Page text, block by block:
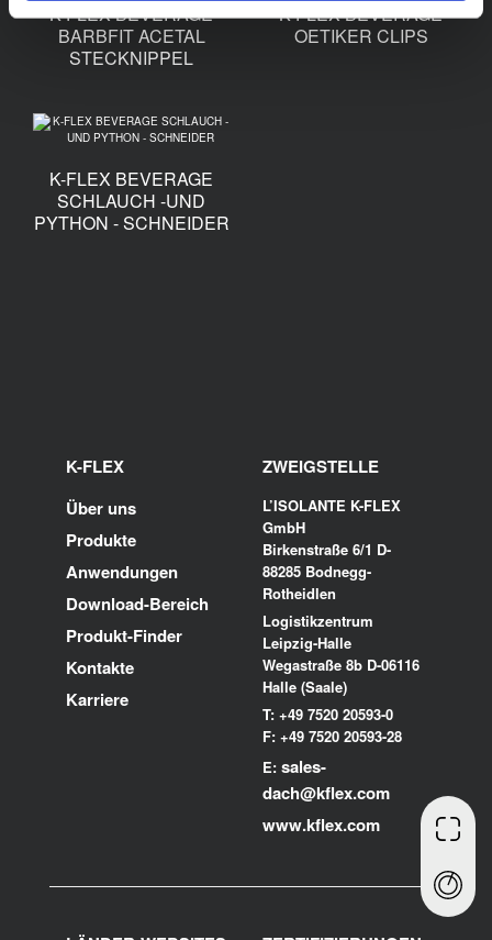
K-FLEX BEVERAGE
BARBFIT ACETAL
STECKNIPPEL
K-FLEX BEVERAGE
OETIKER CLIPS
K-FLEX BEVERAGE
SCHLAUCH -UND
PYTHON - SCHNEIDER
K-FLEX
Über uns
Produkte
Anwendungen
Download-Bereich
Produkt-Finder
Kontakte
Karriere
ZWEIGSTELLE
L’ISOLANTE K-FLEX
GmbH
Birkenstraße 6/1 D-
88285 Bodnegg-
Rotheidlen
Logistikzentrum
Leipzig-Halle
Wegastraße 8b D-06116
Halle (Saale)
T: +49 7520 20593-0
F: +49 7520 20593-28
E: sales-
dach@kflex.com
www.kflex.com